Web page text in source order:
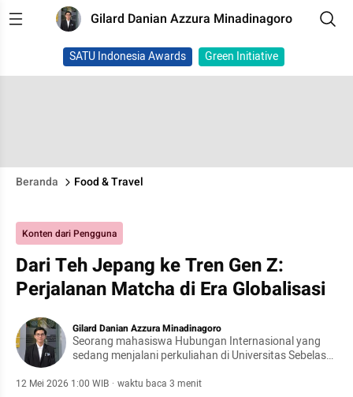
Gilard Danian Azzura Minadinagoro
SATU Indonesia Awards Green Initiative
Beranda Food & Travel
Konten dari Pengguna
Dari Teh Jepang ke Tren Gen Z:
Perjalanan Matcha di Era Globalisasi
Gilard Danian Azzura Minadinagoro
Seorang mahasiswa Hubungan Internasional yang
sedang menjalani perkuliahan di Universitas Sebelas
12 Mei 2026 1:00 WIB · waktu baca 3 menit